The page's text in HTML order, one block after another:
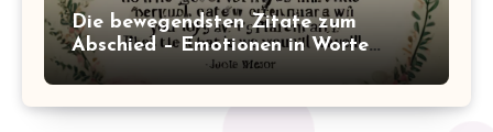
Die bewegendsten Zitate zum
Abschied – Emotionen in Worte
gefasst